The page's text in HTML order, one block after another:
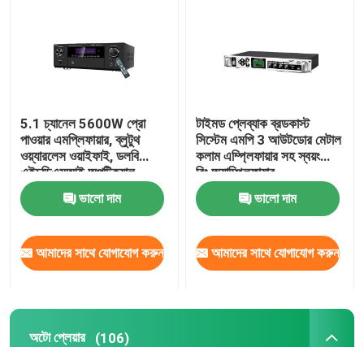
5.1 চ্যানেল 5600W প্রো
পাওয়ার এমপ্লিফায়ার, ব্লুটুথ
ওয়্যারলেস ওয়াইফাই, ডলবি
এইচডিএমআই অপটিক্যাল
কোএক্সিয়াল, হোম থিয়েটার
কেটিভি-এর জন্যভালো দাম
আমাদের সাথে যোগাযোগ করুন
টাইমড প্লেব্যাক ব্রডকাস্ট
সিস্টেম এমপি 3 আউটডোর মেটাল
কলাম এম্প্লিফায়ার সহ স্বয়ংক্রিয়
রিং অ্যাম্প্লিফায়ার
ভালো দাম
আমাদের সাথে যোগাযোগ করুন
অটো প্লেয়ার (106)